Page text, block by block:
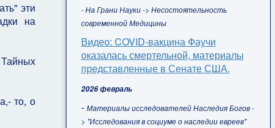
эти
на
то, о
- На Грани Науки -> Несостоятельность
современной Медицины
Видео: COVID-вакцина Фаучи
оказалась смертельной, материалы
представленные в Сенате США.
2026 февраль
- Материалы исследователей Наследия Богов -
> "Исследования в социуме о наследии евреев"